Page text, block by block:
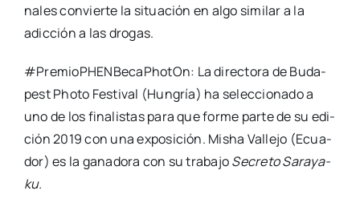
na­les con­vier­te la situa­ción en algo simi­lar a la
adic­ción a las dro­gas.
#Pre­mioPHEN­Be­caPho­tOn: La direc­to­ra de Buda­
pest Pho­to Fes­ti­val (Hun­gría) ha selec­cio­na­do a
uno de los fina­lis­tas para que for­me par­te de su edi­
ción 2019 con una expo­si­ción. Misha Valle­jo (Ecua­
dor) es la gana­do­ra con su tra­ba­joSecre­to Sara­ya­
ku.